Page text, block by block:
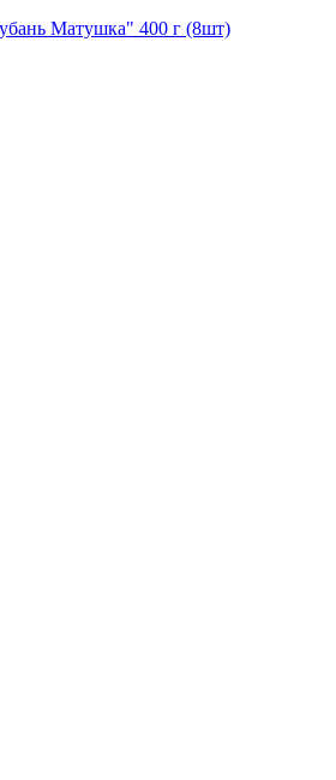
Матушка" 400 г (8шт)